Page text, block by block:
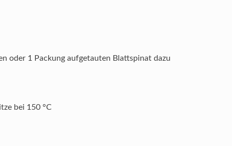
oder 1 Packung aufgetauten Blattspinat dazu
bei 150 °C